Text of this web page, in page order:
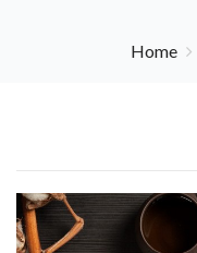
Home